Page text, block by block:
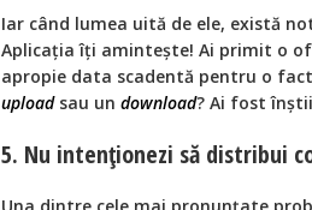
Iar când lumea uită de ele, există
Aplicația îți amintește! Ai primit o
apropie data scadentă pentru o
uploadsau un download? Ai fost
5. Nu intenționezi să distribui